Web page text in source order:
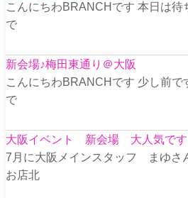
こんにちわBRANCHです 本日は待
で
新会場♪梅田東通り＠大阪
こんにちわBRANCHです 少し前で
で
大阪イベント 新会場 大人気です
7月に大阪メインスタッフ まゆさ
お店北